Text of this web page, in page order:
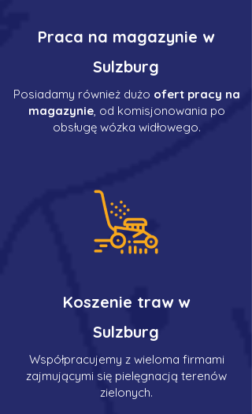
Praca na magazynie w
Sulzburg
Posiadamy również dużo ofert pracy na
magazynie, od komisjonowania po
obsługę wózka widłowego.
Koszenie traw w
Sulzburg
Współpracujemy z wieloma firmami
zajmującymi się pielęgnacją terenów
zielonych.